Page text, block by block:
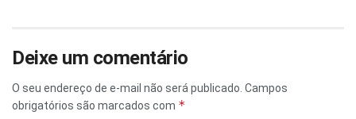
Deixe um comentário
O seu endereço de e-mail não será publicado. Campos
obrigatórios são marcados com *